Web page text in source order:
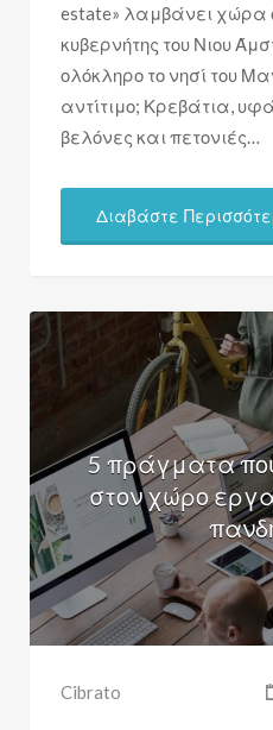
estate» λαμβάνει χώρα
κυβερνήτης του Νιου
ολόκληρο το νησί του
αντίτιμο; Κρεβάτια,
βελόνες και πετονιές…
Διαβάστε
5 πράγματα
στον χώρο
Cibrato